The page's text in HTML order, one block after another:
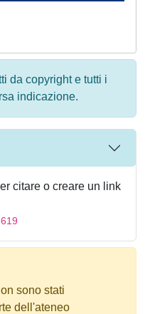
da copyright e tutti i
indicazione.
citare o creare un link
sono stati
dell'ateneo